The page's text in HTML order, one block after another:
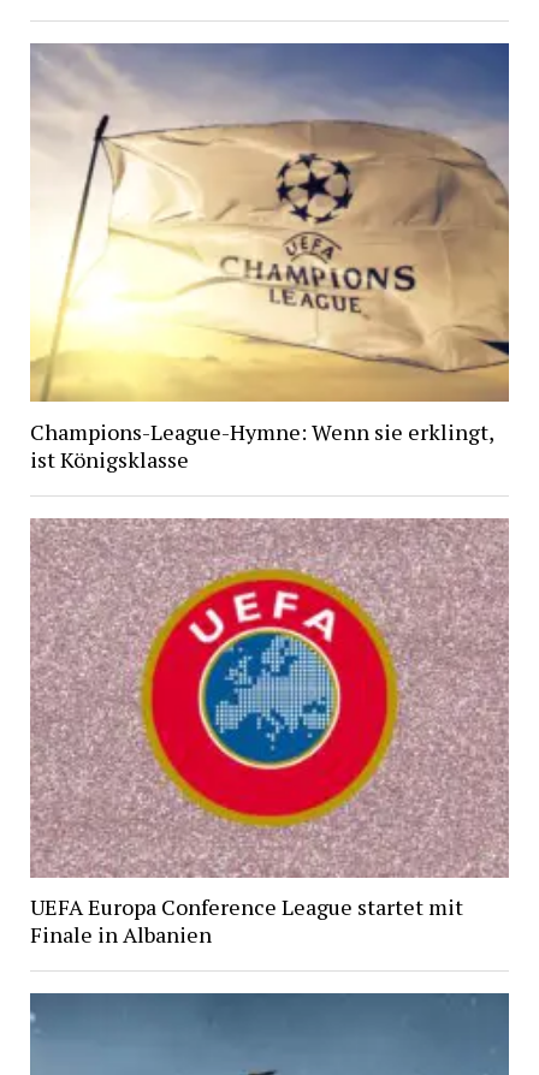
Champions-League-Hymne: Wenn sie erklingt,
ist Königsklasse
UEFA Europa Conference League startet mit
Finale in Albanien